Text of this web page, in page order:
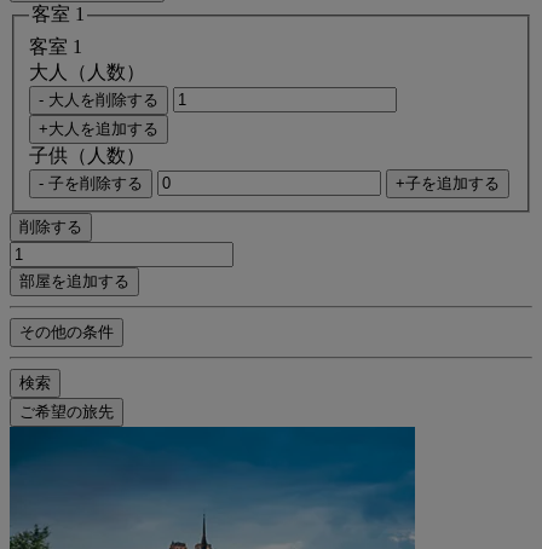
客室 1
客室 1
大人（人数）
- 大人を削除する
+大人を追加する
子供（人数）
- 子を削除する +子を追加する
削除する
部屋を追加する
その他の条件
検索
ご希望の旅先